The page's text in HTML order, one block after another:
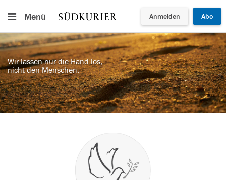
Menü Anmelden Abo
Wir lassen nur die Hand los,
nicht den Menschen.